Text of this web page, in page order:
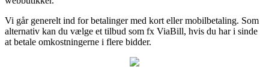
Vi går generelt ind for betalinger med kort eller mobilbetaling. Som
alternativ kan du vælge et tilbud som fx ViaBill, hvis du har i sinde
at betale omkostningerne i flere bidder.